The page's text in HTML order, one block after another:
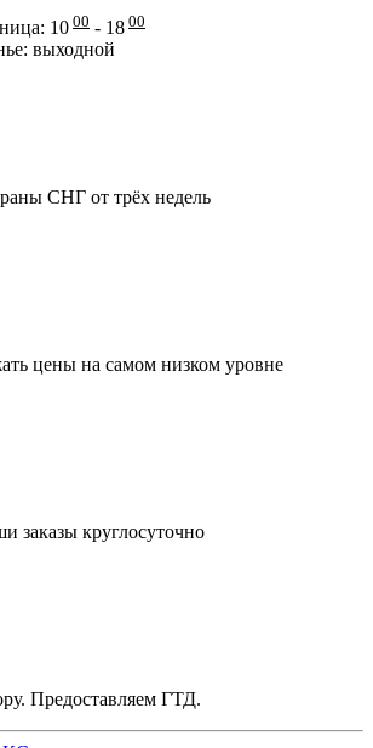
10 00 - 18 00
выходной
СНГ от трёх недель
цены на самом низком уровне
заказы круглосуточно
Предоставляем ГТД.